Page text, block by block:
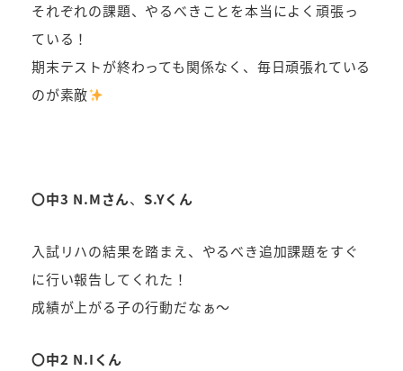
それぞれの課題、やるべきことを本当によく頑張っ
ている！
期末テストが終わっても関係なく、毎日頑張れている
のが素敵
〇中3 N.Mさん、S.Yくん
入試リハの結果を踏まえ、やるべき追加課題をすぐ
に行い報告してくれた！
成績が上がる子の行動だなぁ～
〇中2 N.Iくん